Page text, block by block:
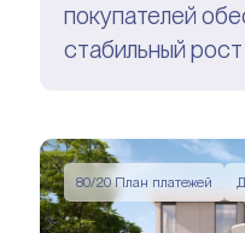
покупателей
стабильный
80/20 План платежей